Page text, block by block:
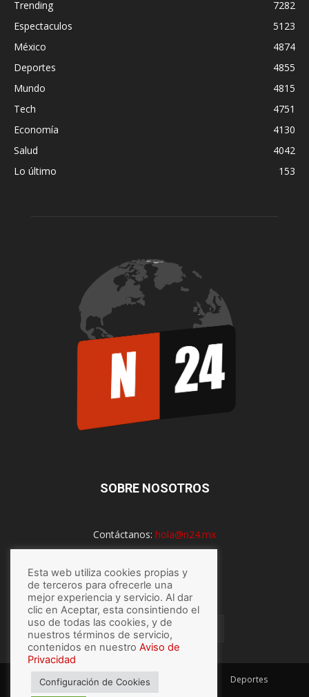
Trending
7282
Espectaculos
5123
México
4874
Deportes
4855
Mundo
4815
Tech
4751
Economía
4130
Salud
4042
Lo último
153
SOBRE NOSOTROS
Contáctanos: hola@n24.mx
SÍGUENOS
México Mundo Economía
Deportes
Espectaculos
Esta web utiliza cookies propias y
de terceros para ofrecerle una
mejor experiencia y servicio. Al dar
clic en Aceptar, esta consintiendo el
uso de todas las cookies, y de
nuestros términos de servicio,
contenidos en nuestro Aviso de
Privacidad
Configuración de Cookies